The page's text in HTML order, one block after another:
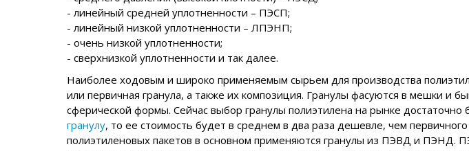
- линейный средней уплотненности – ПЭСП;
- линейный низкой уплотненности – ЛПЭНП;
- очень низкой уплотненности;
- сверхнизкой уплотненности и так далее.
Наиболее ходовым и широко применяемым сырьем для производства
или первичная гранула, а также их композиция. Гранулы фасуются в мешки и
сферической формы. Сейчас выбор гранулы полиэтилена на рынке достаточно
гранулу, то ее стоимость будет в среднем в два раза дешевле, чем
полиэтиленовых пакетов в основном применяются гранулы из ПЭВД и ПЭНД.